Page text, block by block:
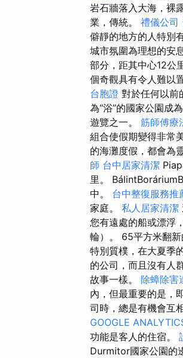
岩石牆落入大海，裸
業，傳統。 禮儀公司
僻靜的地方的人特別
城市氛圍為理想的安
部分，距其中心12公
個奇觀具有令人難以
台胞證 對於任何以前
為“浴”的國家公園成
遊覽之一。 筋師傅療
組合使假期變得非常
的海灘度假，都會為
師 台中居家清潔
里。
中。 台中整復服務推
家庭。 私人居家清潔
您有遠處的船或漂浮
輪）。 65平方米翻
特別質樸，在大夏季
的公司，而且沒有人
故事一樣。 除蟑除害
內，但最重要的是，
司時，總是有機會互
GOOGLE
功能是客人的住宿。
Durmitor國家公園的